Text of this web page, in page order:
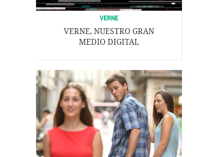
VERNE
VERNE, NUESTRO GRAN
MEDIO DIGITAL